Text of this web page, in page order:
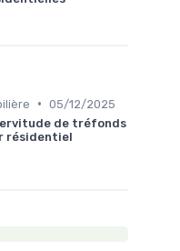
• 05/12/2025
de tréfonds
résidentiel